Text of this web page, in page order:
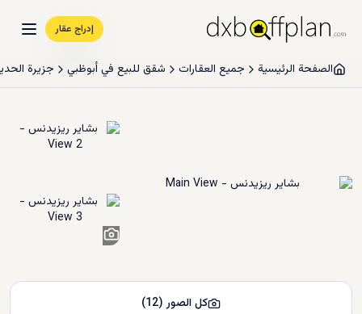
إدراج عقار
الصفحة الرئيسية جميع العقارات شقق للبيع في أبوظبي جزيرة
كل الصور(
12
)